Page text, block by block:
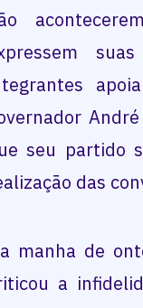
seu partido
das
manha de
a